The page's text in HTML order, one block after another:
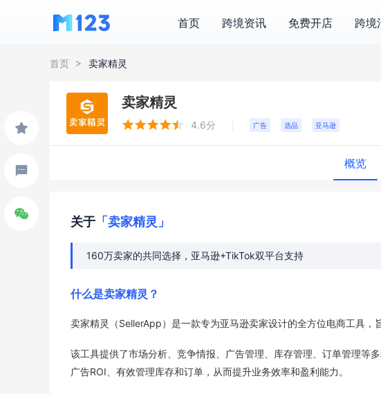
首页 跨境资讯 免费开店 跨境
首页 卖家精灵
卖家精灵
 4.6分 广告 选品 亚马逊
概览
关于 「卖家精灵」
160万卖家的共同选择，亚马逊+TikTok双平台支持
什么是卖家精灵？
卖家精灵（SellerApp）是一款专为亚马逊卖家设计的全方位电商工具，
该工具提供了市场分析、竞争情报、广告管理、库存管理、订单管理等
广告ROI、有效管理库存和订单，从而提升业务效率和盈利能力。